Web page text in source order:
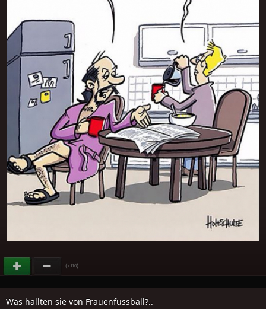
(+110)
Was hallten sie von Frauenfussball?..